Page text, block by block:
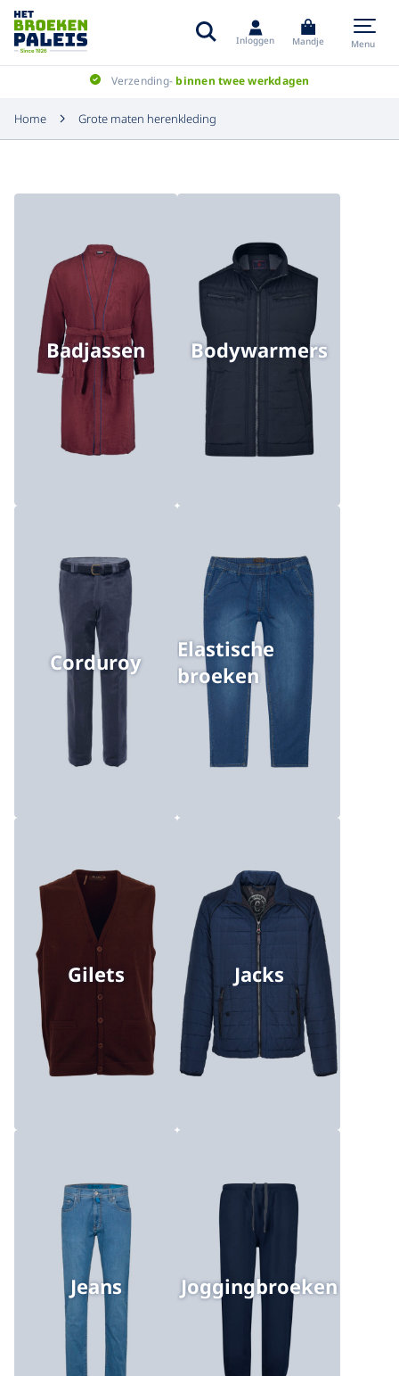
Inloggen Mandje Menu
Verzending- binnen twee werkdagen
Home Grote maten herenkleding
Badjassen Bodywarmers
Corduroy
Elastische
broeken
Gilets Jacks
Jeans Joggingbroeken